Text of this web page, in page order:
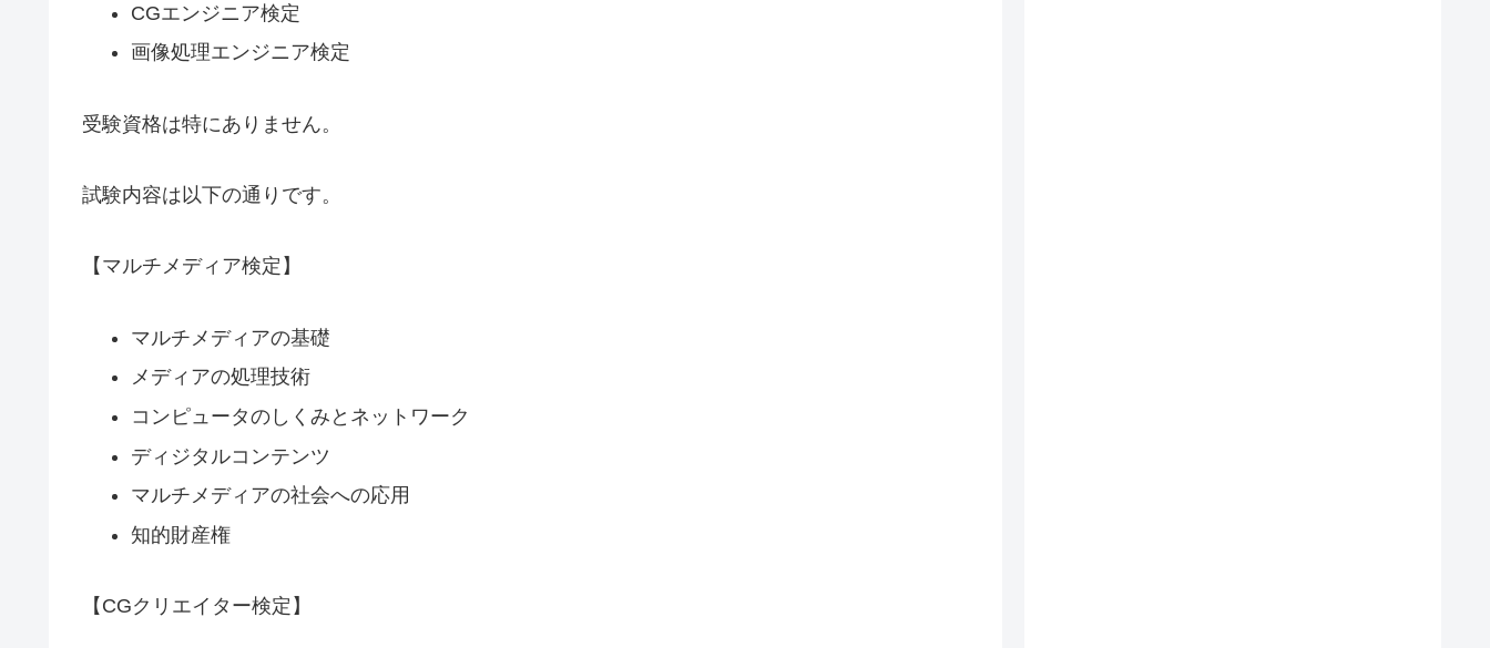
CGエンジニア検定
画像処理エンジニア検定
受験資格は特にありません。
試験内容は以下の通りです。
【マルチメディア検定】
マルチメディアの基礎
メディアの処理技術
コンピュータのしくみとネットワーク
ディジタルコンテンツ
マルチメディアの社会への応用
知的財産権
【CGクリエイター検定】